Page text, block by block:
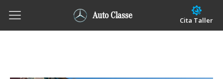
Auto Classe Cita Taller